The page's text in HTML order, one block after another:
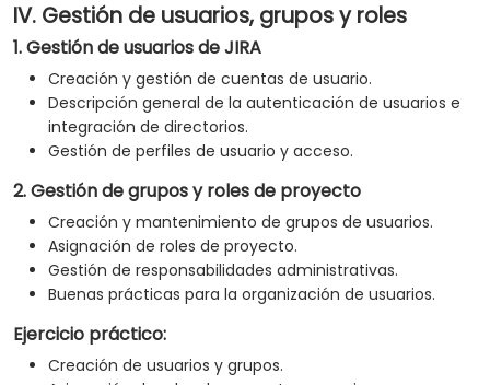
IV. Gestión de usuarios, grupos y roles
1. Gestión de usuarios de JIRA
Creación y gestión de cuentas de usuario.
Descripción general de la autenticación de usuarios e
integración de directorios.
Gestión de perfiles de usuario y acceso.
2. Gestión de grupos y roles de proyecto
Creación y mantenimiento de grupos de usuarios.
Asignación de roles de proyecto.
Gestión de responsabilidades administrativas.
Buenas prácticas para la organización de usuarios.
Ejercicio práctico:
Creación de usuarios y grupos.